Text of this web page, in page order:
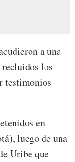
a una
recluidos los
testimonios
en
luego de una
Uribe que